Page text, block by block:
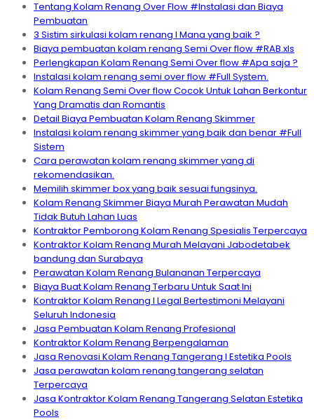
Tentang Kolam Renang Over Flow #Instalasi dan Biaya
Pembuatan
3 Sistim sirkulasi kolam renang I Mana yang baik ?
Biaya pembuatan kolam renang Semi Over flow #RAB.xls
Perlengkapan Kolam Renang Semi Over flow #Apa saja ?
Instalasi kolam renang semi over flow #Full System.
Kolam Renang Semi Over flow Cocok Untuk Lahan Berkontur
Yang Dramatis dan Romantis
Detail Biaya Pembuatan Kolam Renang Skimmer
Instalasi kolam renang skimmer yang baik dan benar #Full
Sistem
Cara perawatan kolam renang skimmer yang di
rekomendasikan.
Memilih skimmer box yang baik sesuai fungsinya.
Kolam Renang Skimmer Biaya Murah Perawatan Mudah
Tidak Butuh Lahan Luas
Kontraktor Pemborong Kolam Renang Spesialis Terpercaya
Kontraktor Kolam Renang Murah Melayani Jabodetabek
bandung dan Surabaya
Perawatan Kolam Renang Bulananan Terpercaya
Biaya Buat Kolam Renang Terbaru Untuk Saat Ini
Kontraktor Kolam Renang I Legal Bertestimoni Melayani
Seluruh Indonesia
Jasa Pembuatan Kolam Renang Profesional
Kontraktor Kolam Renang Berpengalaman
Jasa Renovasi Kolam Renang Tangerang I Estetika Pools
Jasa perawatan kolam renang tangerang selatan
Terpercaya
Jasa Kontraktor Kolam Renang Tangerang Selatan Estetika
Pools